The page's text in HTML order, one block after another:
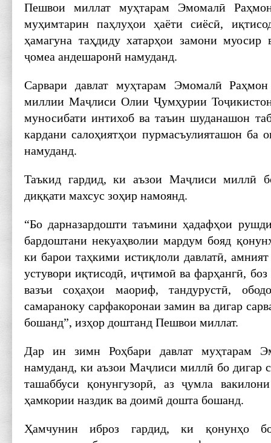
Пешвои миллат муҳтарам Эмомалӣ
муҳимтарин паҳлуҳои ҳаёти сиёсӣ,
ҳамагуна таҳдиду хатарҳои замони муосир
ҷомеа андешаронӣ намуданд.
Сарвари давлат муҳтарам Эмомалӣ
миллии Маҷлиси Олии Ҷумҳурии
муносибати интихоб ва таъин шуданашон
кардани салоҳиятҳои пурмасъулияташон ба
намуданд.
Таъкид гардид, ки аъзои Маҷлиси миллӣ
диққати махсус зоҳир намоянд.
“Бо дарназардошти таъмини ҳадафҳои
бардоштани некуаҳволии мардум бояд
ки барои таҳкими истиқлоли давлатӣ,
устувори иқтисодӣ, иҷтимоӣ ва фарҳангӣ,
вазъи соҳаҳои маориф, тандурустӣ,
самараноку сарфакоронаи замин ва дигар
бошанд”, изҳор доштанд Пешвои миллат.
Дар ин зимн Роҳбари давлат муҳтарам
намуданд, ки аъзои Маҷлиси миллӣ бо дигар
ташаббуси қонунгузорӣ, аз ҷумла
ҳамкории наздик ва доимӣ дошта бошанд.
Ҳамчунин иброз гардид, ки қонунҳо